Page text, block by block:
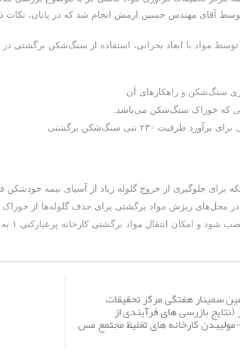
آقای مهندس حسین ارمش انجام شد که در پایان، نکات
مواد با ابعاد بحرانی، استفاده از سنگ‌شکن برگشتی
سنگ‌شکن و راهکارهای آن
که خوراک سنگ‌شکن می‌باشد.
ظرفیت ۲۳۰ تنی سنگ‌شکن برگشتی
جلوگیری از خروج گلوله زیاد از آسیای نیمه خودشکن فاز ۱ نصب
در محل‌های ریزش مواد برگشتی برای حذف گلوله‌ها از
انتقال مواد برگشتی کارخانه پرعیارکنی ۱ به کارخانه پرعیارکنی ۲ فاز ۱ فراهم شود.
سمینار هفتگی مرکز تحقیقات
بازرسی های فرآیندی از
کارخانه های تغلیظ مجتمع مس